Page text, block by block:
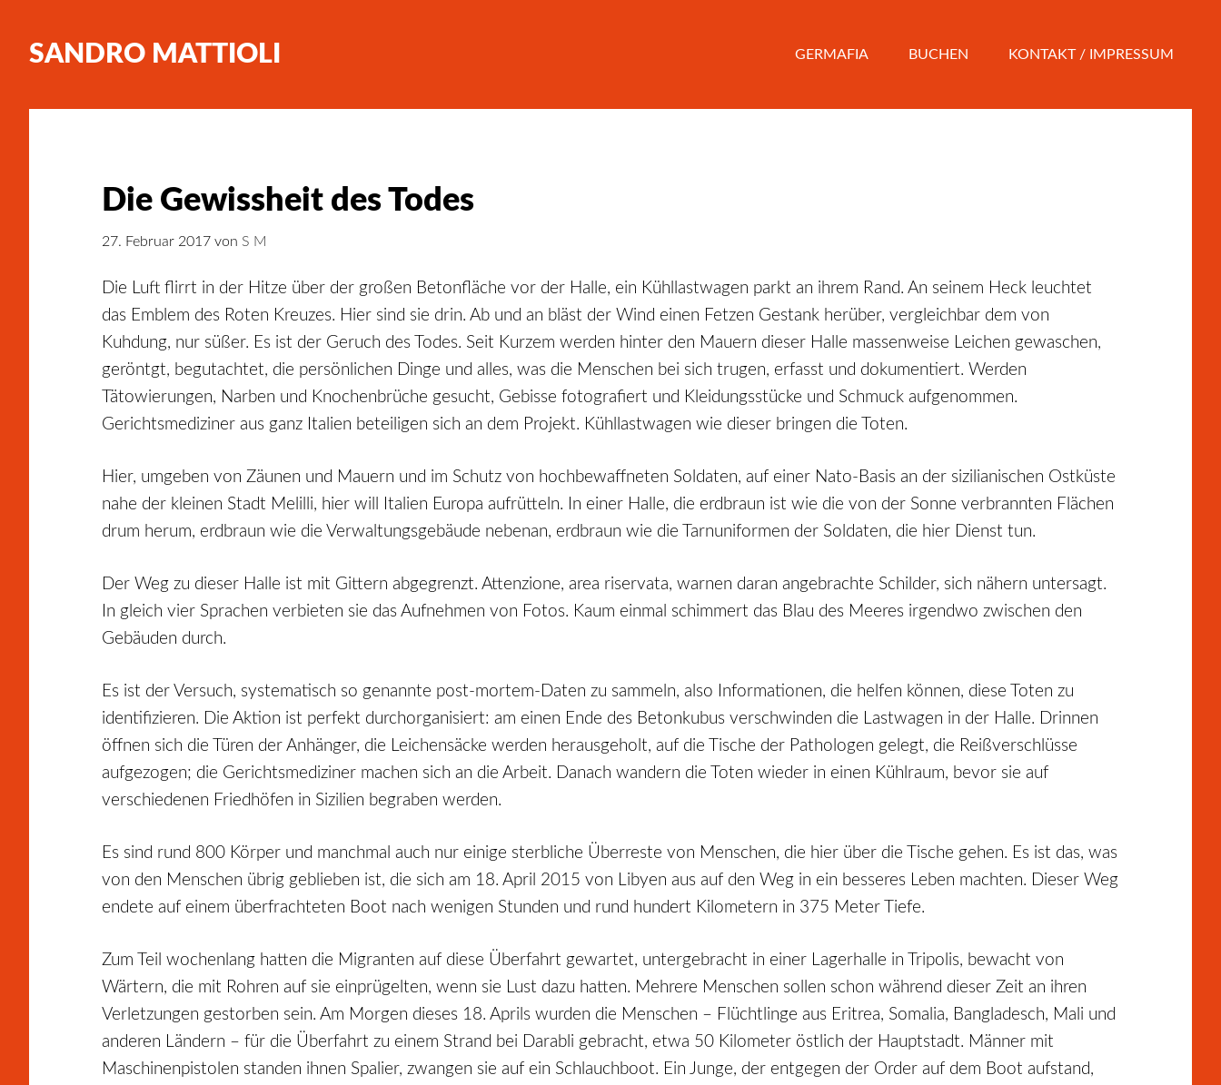
SANDRO MATTIOLI GERMAFIA BUCHEN KONTAKT / IMPRESSUM
Die Gewissheit des Todes
27. Februar 2017 von S M
Die Luft flirrt in der Hitze über der großen Betonfläche vor der Halle, ein Kühllastwagen parkt an ihrem Rand. An seinem Heck leuchtet
das Emblem des Roten Kreuzes. Hier sind sie drin. Ab und an bläst der Wind einen Fetzen Gestank herüber, vergleichbar dem von
Kuhdung, nur süßer. Es ist der Geruch des Todes. Seit Kurzem werden hinter den Mauern dieser Halle massenweise Leichen gewaschen,
geröntgt, begutachtet, die persönlichen Dinge und alles, was die Menschen bei sich trugen, erfasst und dokumentiert. Werden
Tätowierungen, Narben und Knochenbrüche gesucht, Gebisse fotografiert und Kleidungsstücke und Schmuck aufgenommen.
Gerichtsmediziner aus ganz Italien beteiligen sich an dem Projekt. Kühllastwagen wie dieser bringen die Toten.
Hier, umgeben von Zäunen und Mauern und im Schutz von hochbewaffneten Soldaten, auf einer Nato-Basis an der sizilianischen Ostküste
nahe der kleinen Stadt Melilli, hier will Italien Europa aufrütteln. In einer Halle, die erdbraun ist wie die von der Sonne verbrannten Flächen
drum herum, erdbraun wie die Verwaltungsgebäude nebenan, erdbraun wie die Tarnuniformen der Soldaten, die hier Dienst tun.
Der Weg zu dieser Halle ist mit Gittern abgegrenzt. Attenzione, area riservata, warnen daran angebrachte Schilder, sich nähern untersagt.
In gleich vier Sprachen verbieten sie das Aufnehmen von Fotos. Kaum einmal schimmert das Blau des Meeres irgendwo zwischen den
Gebäuden durch.
Es ist der Versuch, systematisch so genannte post-mortem-Daten zu sammeln, also Informationen, die helfen können, diese Toten zu
identifizieren. Die Aktion ist perfekt durchorganisiert: am einen Ende des Betonkubus verschwinden die Lastwagen in der Halle. Drinnen
öffnen sich die Türen der Anhänger, die Leichensäcke werden herausgeholt, auf die Tische der Pathologen gelegt, die Reißverschlüsse
aufgezogen; die Gerichtsmediziner machen sich an die Arbeit. Danach wandern die Toten wieder in einen Kühlraum, bevor sie auf
verschiedenen Friedhöfen in Sizilien begraben werden.
Es sind rund 800 Körper und manchmal auch nur einige sterbliche Überreste von Menschen, die hier über die Tische gehen. Es ist das, was
von den Menschen übrig geblieben ist, die sich am 18. April 2015 von Libyen aus auf den Weg in ein besseres Leben machten. Dieser Weg
endete auf einem überfrachteten Boot nach wenigen Stunden und rund hundert Kilometern in 375 Meter Tiefe.
Zum Teil wochenlang hatten die Migranten auf diese Überfahrt gewartet, untergebracht in einer Lagerhalle in Tripolis, bewacht von
Wärtern, die mit Rohren auf sie einprügelten, wenn sie Lust dazu hatten. Mehrere Menschen sollen schon während dieser Zeit an ihren
Verletzungen gestorben sein. Am Morgen dieses 18. Aprils wurden die Menschen – Flüchtlinge aus Eritrea, Somalia, Bangladesch, Mali und
anderen Ländern – für die Überfahrt zu einem Strand bei Darabli gebracht, etwa 50 Kilometer östlich der Hauptstadt. Männer mit
Maschinenpistolen standen ihnen Spalier, zwangen sie auf ein Schlauchboot. Ein Junge, der entgegen der Order auf dem Boot aufstand,